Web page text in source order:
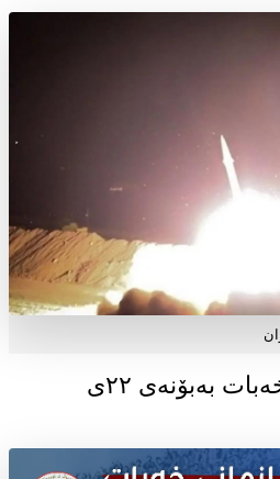
پەیامی سازمانی خەبات بەبۆنەی ۲۲ی